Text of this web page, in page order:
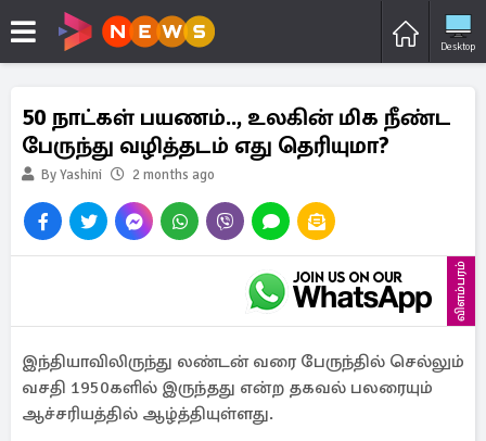
Desktop
50 நாட்கள் பயணம்.., உலகின் மிக நீண்ட
பேருந்து வழித்தடம் எது தெரியுமா?
By Yashini 2 months ago
விளம்பரம்
இந்தியாவிலிருந்து லண்டன் வரை பேருந்தில் செல்லும்
வசதி 1950களில் இருந்தது என்ற தகவல் பலரையும்
ஆச்சரியத்தில் ஆழ்த்தியுள்ளது.